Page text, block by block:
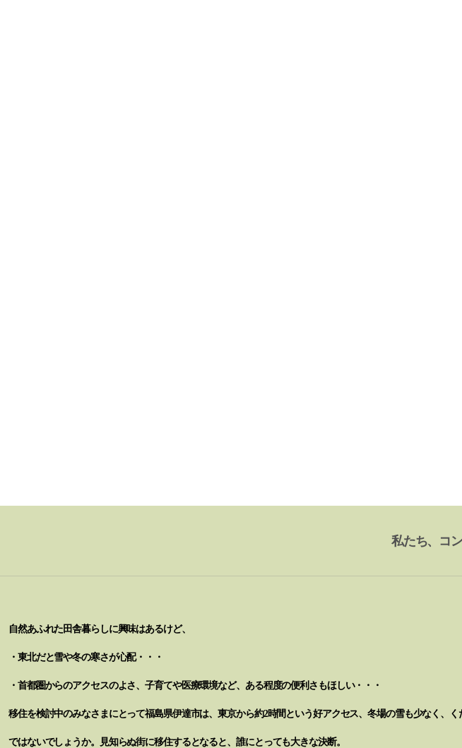
私たち、コ
自然あふれた田舎暮らしに興味はあるけど、
・東北だと雪や冬の寒さが心配・・・
・首都圏からのアクセスのよさ、子育てや医療環境など、ある程度の便利さもほしい・・・
移住を検討中のみなさまにとって福島県伊達市は、東京から約2時間という好アクセス、冬場の雪も少なく、
ではないでしょうか。見知らぬ街に移住するとなると、誰にとっても大きな決断。